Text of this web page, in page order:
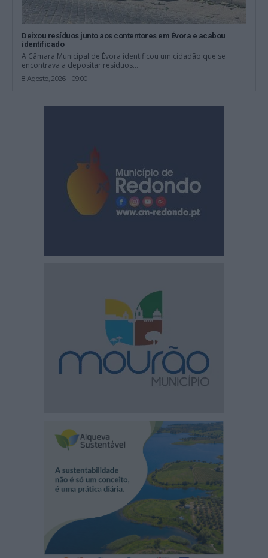
Deixou resíduos junto aos contentores em Évora e acabou
identificado
A Câmara Municipal de Évora identificou um cidadão que se
encontrava a depositar resíduos...
8 Agosto, 2026 - 09:00